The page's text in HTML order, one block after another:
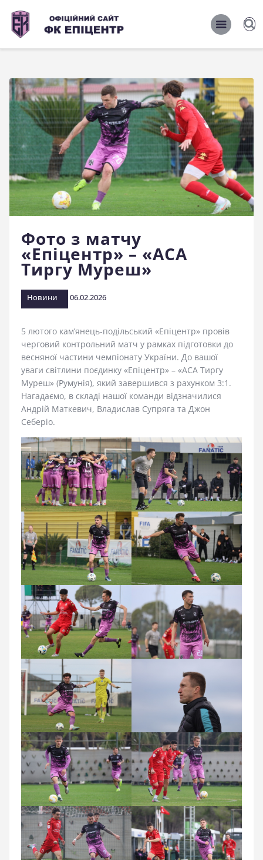
ОФІЦІЙНИЙ САЙТ ФК ЕПІЦЕНТР
ОФІЦІЙНИЙ САЙТ ФК ЕПІЦЕНТР
Головна
Новини
Команда
Матчі 2026/2027
Фото
Історія
Клуб
Фан-шоп
Правила поведінки на
стадіоні
Фото з матчу
«Епіцентр» – «АСА
Тиргу Муреш»
Новини 06.02.2026
5 лютого кам’янець-подільський «Епіцентр» провів
черговий контрольний матч у рамках підготовки до
весняної частини чемпіонату України. До вашої
уваги світлини поєдинку «Епіцентр» – «АСА Тиргу
Муреш» (Румунія), який завершився з рахунком 3:1.
Нагадаємо, в складі нашої команди відзначилися
Андрій Маткевич, Владислав Супряга та Джон
Себеріо.